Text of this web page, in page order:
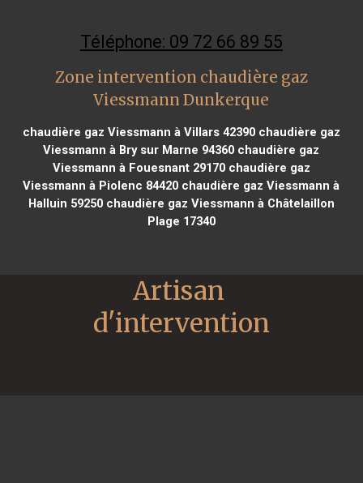
Téléphone: 09 72 66 89 55
Zone intervention chaudière gaz
Viessmann Dunkerque
chaudière gaz Viessmann à Villars 42390chaudière gaz
Viessmann à Bry sur Marne 94360 chaudière gaz
Viessmann à Fouesnant 29170chaudière gaz
Viessmann à Piolenc 84420 chaudière gaz Viessmann à
Halluin 59250chaudière gaz Viessmann à Châtelaillon
Plage 17340
Artisan
d'intervention